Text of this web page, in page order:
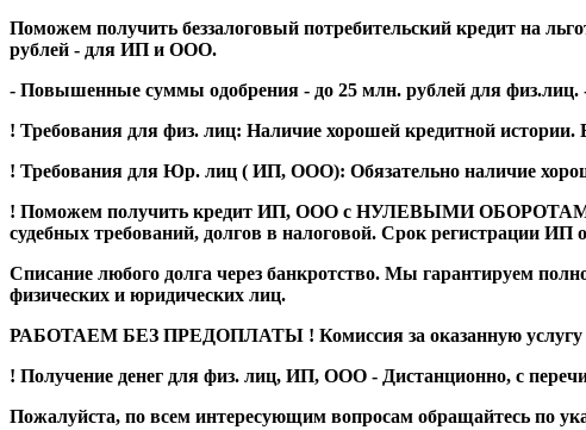
Поможем получить беззалоговый потребительский кредит на
рублей - для ИП и ООО.
- Повышенные суммы одобрения - до 25 млн. рублей для
! Требования для физ. лиц: Наличие хорошей кредитной истории.
! Требования для Юр. лиц ( ИП, ООО): Обязательно наличие
! Поможем получить кредит ИП, ООО с НУЛЕВЫМИ ОБОРОТАМИ в
судебных требований, долгов в налоговой. Срок регистрации ИП
Списание любого долга через банкротство. Мы гарантируем
физических и юридических лиц.
РАБОТАЕМ БЕЗ ПРЕДОПЛАТЫ ! Комиссия за оказанную услугу
! Получение денег для физ. лиц, ИП, ООО - Дистанционно, с
Пожалуйста, по всем интересующим вопросам обращайтесь по